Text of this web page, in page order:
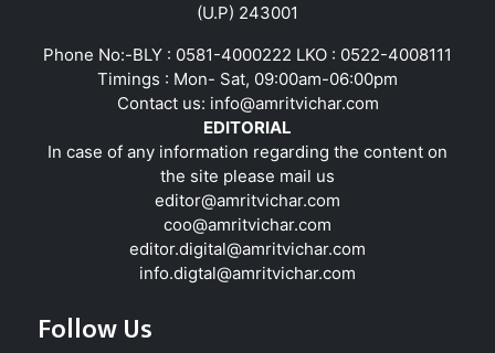
(U.P) 243001
Phone No:-BLY : 0581-4000222 LKO : 0522-4008111
Timings : Mon- Sat, 09:00am-06:00pm
Contact us: info@amritvichar.com
EDITORIAL
In case of any information regarding the content on
the site please mail us
editor@amritvichar.com
coo@amritvichar.com
editor.digital@amritvichar.com
info.digtal@amritvichar.com
Follow Us